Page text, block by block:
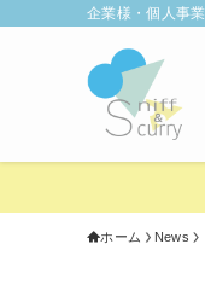
企業様・個人事
ホーム News